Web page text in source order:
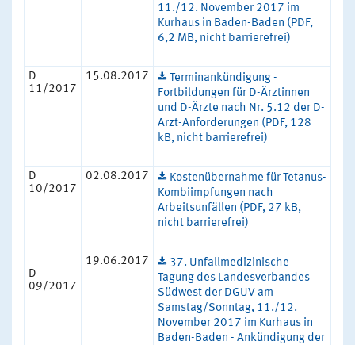
11./12. November 2017 im
Kurhaus in Baden-Baden (PDF,
6,2 MB, nicht barrierefrei)
D
11/2017
15.08.2017
Terminankündigung -
Fortbildungen für D-Ärztinnen
und D-Ärzte nach Nr. 5.12 der D-
Arzt-Anforderungen (PDF, 128
kB, nicht barrierefrei)
D
10/2017
02.08.2017
Kostenübernahme für Tetanus-
Kombiimpfungen nach
Arbeitsunfällen (PDF, 27 kB,
nicht barrierefrei)
D
09/2017
19.06.2017
37. Unfallmedizinische
Tagung des Landesverbandes
Südwest der DGUV am
Samstag/Sonntag, 11./12.
November 2017 im Kurhaus in
Baden-Baden - Ankündigung der